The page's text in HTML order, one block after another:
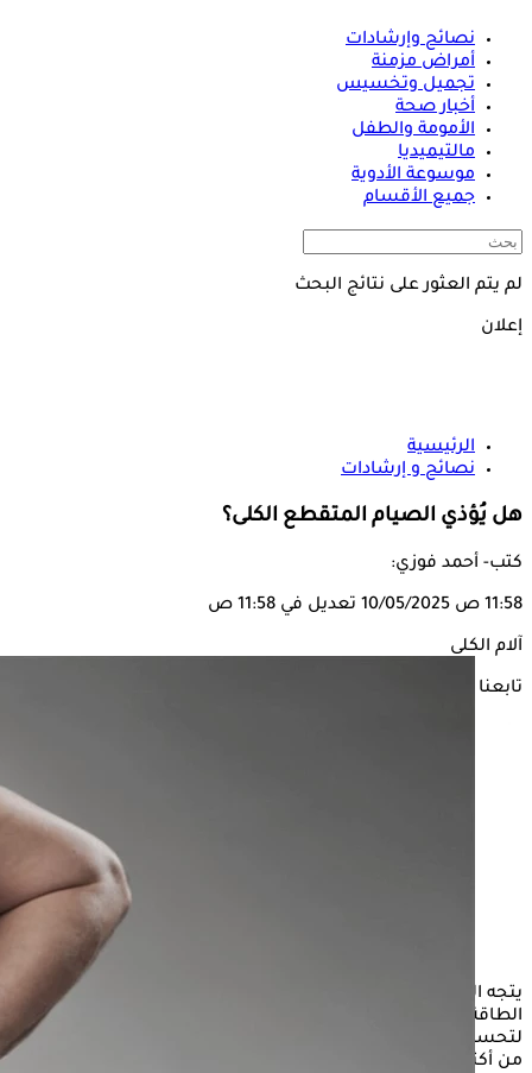
نصائح وإرشادات
أمراض مزمنة
تجميل وتخسيس
أخبار صحة
الأمومة والطفل
مالتيميديا
موسوعة الأدوية
جميع الأقسام
لم يتم العثور على نتائج البحث
إعلان
الرئيسية
نصائح و إرشادات
هل يُؤذي الصيام المتقطع الكلى؟
كتب- أحمد فوزي:
11:58 ص 10/05/2025 تعديل في 11:58 ص
آلام الكلى
تابعنا على
يتجه المزيد من الناس إلى نظام الأكل المقيد بالوقت لتحسين
الطاقة وتقليل الالتهابات وإدارة الأمراض المزمنة، وفي سعيهم
لتحسين صحتهم ومحيط خصرهم، أصبح
مؤخرا
من أكثر صيحات الحميات الغذائية رواجا.